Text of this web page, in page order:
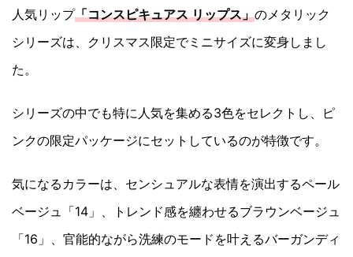
人気リップ「コンスピキュアス リップス」のメタリック
シリーズは、クリスマス限定でミニサイズに変身しまし
た。
シリーズの中でも特に人気を集める3色をセレクトし、ピ
ンクの限定パッケージにセットしているのが特徴です。
気になるカラーは、センシュアルな表情を演出するペール
ベージュ「14」、トレンド感を纏わせるブラウンベージュ
「16」、官能的ながら洗練のモードを叶えるバーガンディ